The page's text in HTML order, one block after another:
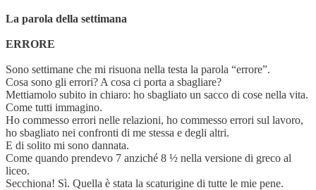
La parola della settimana
ERRORE
Sono settimane che mi risuona nella testa la parola “errore”.
Cosa sono gli errori? A cosa ci porta a sbagliare?
Mettiamolo subito in chiaro: ho sbagliato un sacco di cose nella vita.
Come tutti immagino.
Ho commesso errori nelle relazioni, ho commesso errori sul lavoro,
ho sbagliato nei confronti di me stessa e degli altri.
E di solito mi sono dannata.
Come quando prendevo 7 anziché 8 ½ nella versione di greco al
liceo.
Secchiona! Sì. Quella è stata la scaturigine di tutte le mie pene.